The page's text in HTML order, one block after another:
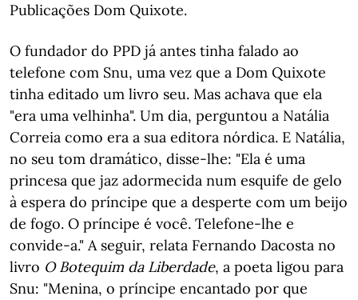
Publicações Dom Quixote.
O fundador do PPD já antes tinha falado ao
telefone com Snu, uma vez que a Dom Quixote
tinha editado um livro seu. Mas achava que ela
"era uma velhinha". Um dia, perguntou a Natália
Correia como era a sua editora nórdica. E Natália,
no seu tom dramático, disse-lhe: "Ela é uma
princesa que jaz adormecida num esquife de gelo
à espera do príncipe que a desperte com um beijo
de fogo. O príncipe é você. Telefone-lhe e
convide-a." A seguir, relata Fernando Dacosta no
livro O Botequim da Liberdade, a poeta ligou para
Snu: "Menina, o príncipe encantado por que